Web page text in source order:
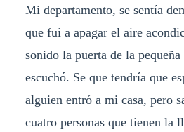
Mi departamento, se sentía
que fui a apagar el aire
sonido la puerta de la pequeña
escuchó. Se que tendría que
alguien entró a mi casa, pero
cuatro personas que tienen la